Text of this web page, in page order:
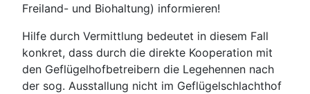
Freiland- und Biohaltung) informieren!
Hilfe durch Vermittlung bedeutet in diesem Fall
konkret, dass durch die direkte Kooperation mit
den Geflügelhofbetreibern die Legehennen nach
der sog. Ausstallung nicht im Geflügelschlachthof